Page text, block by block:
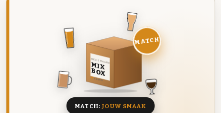
DEZE MAAND
MIX
BOX
8 BIEREN
MATCH
MATCH:JOUW SMAAK